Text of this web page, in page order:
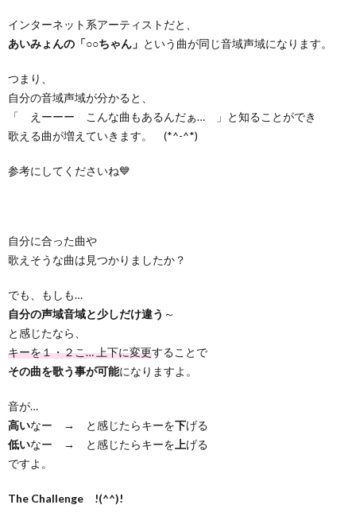
インターネット系アーティストだと、
あいみょんの「○○ちゃん」 という曲が同じ音域声域になります。
つまり、
自分の音域声域が分かると、
「 えーーー こんな曲もあるんだぁ… 」と知ることができ
歌える曲が増えていきます。 (*^-^*)
参考にしてくださいね💙
自分に合った曲や
歌えそうな曲は見つかりましたか？
でも、もしも…
自分の声域音域と少しだけ違う ～
と感じたなら、
キーを１・２こ… 上下に変更することで
その曲を歌う事が可能になりますよ。
音が…
高いなー → と感じたらキーを下げる
低いなー → と感じたらキーを 上げる
ですよ。
The Challenge !(^^)!